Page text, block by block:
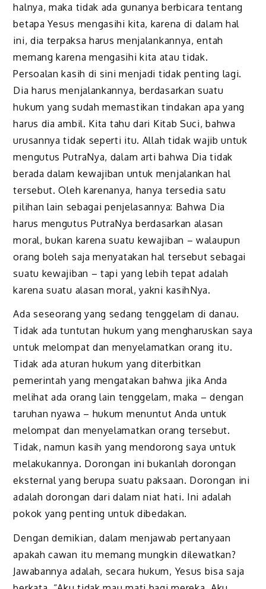
halnya, maka tidak ada gunanya berbicara tentang
betapa Yesus mengasihi kita, karena di dalam hal
ini, dia terpaksa harus menjalankannya, entah
memang karena mengasihi kita atau tidak.
Persoalan kasih di sini menjadi tidak penting lagi.
Dia harus menjalankannya, berdasarkan suatu
hukum yang sudah memastikan tindakan apa yang
harus dia ambil. Kita tahu dari Kitab Suci, bahwa
urusannya tidak seperti itu. Allah tidak wajib untuk
mengutus PutraNya, dalam arti bahwa Dia tidak
berada dalam kewajiban untuk menjalankan hal
tersebut. Oleh karenanya, hanya tersedia satu
pilihan lain sebagai penjelasannya: Bahwa Dia
harus mengutus PutraNya berdasarkan alasan
moral, bukan karena suatu kewajiban – walaupun
orang boleh saja menyatakan hal tersebut sebagai
suatu kewajiban – tapi yang lebih tepat adalah
karenasuatu alasan moral, yakni kasihNya.
Ada seseorang yang sedang tenggelam di danau.
Tidak ada tuntutan hukum yang mengharuskan saya
untuk melompat dan menyelamatkan orang itu.
Tidak ada aturan hukum yang diterbitkan
pemerintah yang mengatakan bahwa jika Anda
melihat ada orang lain tenggelam, maka – dengan
taruhan nyawa – hukum menuntut Anda untuk
melompat dan menyelamatkan orang tersebut.
Tidak, namun kasih yang mendorong saya untuk
melakukannya. Dorongan ini bukanlah dorongan
eksternal yang berupa suatupaksaan. Dorongan ini
adalah dorongan dari dalam niat hati. Ini adalah
pokok yang penting untuk dibedakan.
Dengan demikian, dalam menjawab pertanyaan
apakah cawan itu memang mungkin dilewatkan?
Jawabannya adalah, secara hukum, Yesus bisa saja